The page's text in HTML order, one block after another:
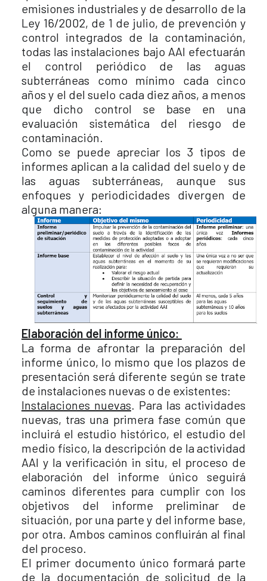
emisiones industriales y de desarrollo de la
Ley 16/2002, de 1 de julio, de prevención y
control integrados de la contaminación,
todas las instalaciones bajo AAI efectuarán
el control periódico de las aguas
subterráneas como mínimo cada cinco
años y el del suelo cada diez años, a menos
que dicho control se base en una
evaluación sistemática del riesgo de
contaminación.
Como se puede apreciar los 3 tipos de
informes aplican a la calidad del suelo y de
las aguas subterráneas, aunque sus
enfoques y periodicidades divergen de
alguna manera:
Elaboración del informe único:
La forma de afrontar la preparación del
informe único, lo mismo que los plazos de
presentación será diferente según se trate
de instalaciones nuevas o de existentes:
Instalaciones nuevas . Para las actividades
nuevas, tras una primera fase común que
incluirá el estudio histórico, el estudio del
medio físico, la descripción de la actividad
AAI y la verificación in situ, el proceso de
elaboración del informe único seguirá
caminos diferentes para cumplir con los
objetivos del informe preliminar de
situación, por una parte y del informe base,
por otra. Ambos caminos confluirán al final
del proceso.
El primer documento único formará parte
de la documentación de solicitud de la